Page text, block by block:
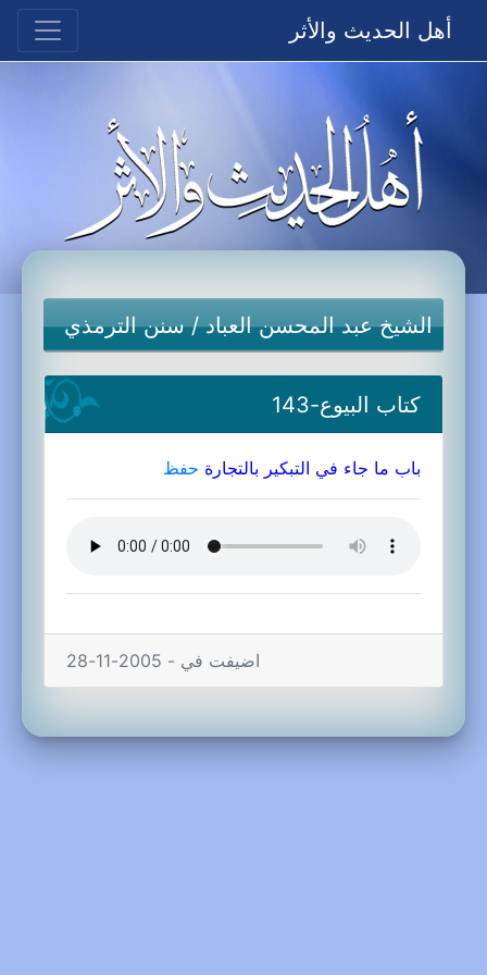
أهل الحديث والأثر
الشيخ عبد المحسن العباد/سنن الترمذي
كتاب البيوع-143
باب ما جاء في التبكير بالتجارة حفظ
اضيفت في - 2005-11-28